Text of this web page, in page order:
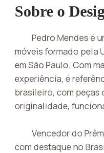
Sobre o
Pedro Mendes é
móveis formado pela
em São Paulo. Com
experiência, é
brasileiro, com peças
originalidade,
Vencedor do
com destaque no